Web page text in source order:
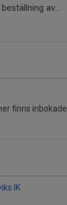
av...
finns inbokade
IK